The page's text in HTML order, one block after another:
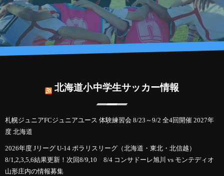
北海道小中学生サッカー情報
札幌ジュニアFCジュニアユース 体験練習会 8/23～9/2 全4回開催 2027年
度 北海道
2026年度 Jリーグ U-14 ポラリスリーグ（北海道・東北・北信越）
8/1,2,3,5,6結果更新！次回8/9,10 8/4 コンサドーレ旭川 vs モンテディオ
山形庄内の情報募集